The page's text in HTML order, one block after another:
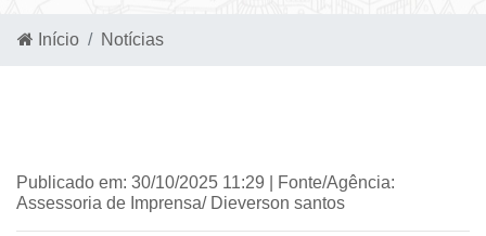
Início Notícias
Publicado em: 30/10/2025 11:29 | Fonte/Agência:
Assessoria de Imprensa/ Dieverson santos